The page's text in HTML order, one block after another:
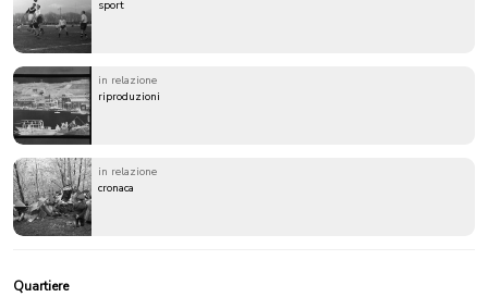
sport
in relazione
riproduzioni
in relazione
cronaca
Quartiere